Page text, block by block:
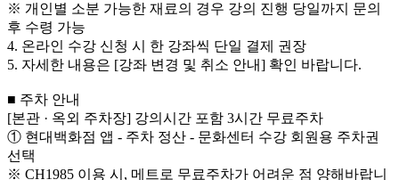
※ 개인별 소분 가능한 재료의 경우 강의 진행 당일까지 문의
후 수령 가능
4. 온라인 수강 신청 시 한 강좌씩 단일 결제 권장
5. 자세한 내용은 [강좌 변경 및 취소 안내] 확인 바랍니다.
■ 주차 안내
[본관 · 옥외 주차장] 강의시간 포함 3시간 무료주차
① 현대백화점 앱 - 주차 정산 - 문화센터 수강 회원용 주차권
선택
※ CH1985 이용 시, 메트로 무료주차가 어려운 점 양해바랍니